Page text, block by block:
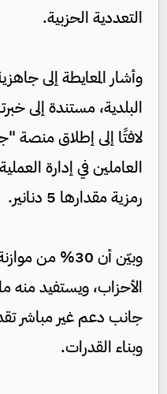
التعددية الحزبية.
وأشار المعايطة إلى
لافتًا إلى إطلاق منصة
العاملين في إدارة
رمزية مقدارها 5 دنانير.
وبيّن أن 30%
جانب دعم غير مباشر
وبناء القدرات.